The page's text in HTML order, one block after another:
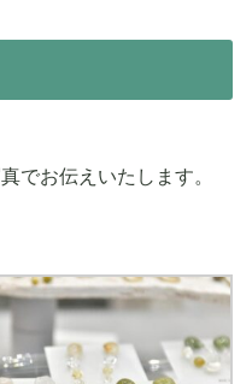
でお伝えいたします。